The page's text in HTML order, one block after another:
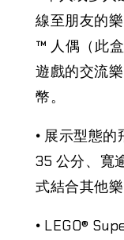
線至朋友的
™ 人偶（此
遊戲的交流
幣。
• 展示型態的
35 公分、寬
式結合其他
• LEGO®